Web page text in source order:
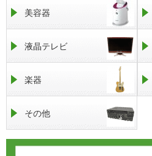
美容器
液晶テレビ
楽器
その他